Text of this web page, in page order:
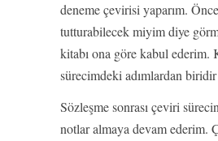
deneme çevirisi yaparım.
tutturabilecek miyim diye
kitabı ona göre kabul ederim.
sürecimdeki adımlardan biridir
Sözleşme sonrası çeviri
notlar almaya devam ederim.